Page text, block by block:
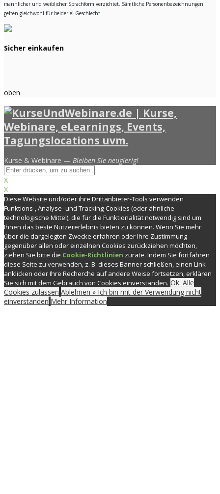
männlicher und weiblicher Sprachform verzichtet. Sämtliche Personenbezeichnungen
gelten gleichwohl für beiderlei Geschlecht.
Sicher einkaufen
oben
Kurse & Webinare — Bleiben Sie neugierig!
X
X
Diese Website und/oder ihre Drittanbieter-Tools verwenden
Funktions-, Analyse- und Tracking-Cookies (oder ähnliche
technologische Mittel), die für die Funktionalität notwendig sind um
Ihnen das beste Nutzererlebnis bieten zu können. Wenn Sie mehr
über die dargelegten Zwecke erfahren oder Ihre Zustimmung
gegenüber allen oder einzelnen Cookies zurückziehen möchten,
ziehen Sie bitte die Cookie-Richtlinien zurate. Indem Sie fortfahren
diese Seite zu verwenden, z. B. dieses Banner schließen, einen Link
anklicken oder Ihre Recherche auf andere Weise fortsetzen, erklären
Sie sich mit dem Gebrauch von Cookies einverstanden. Ok. Alle
Cookies zulassen Ablehnen » Ich bin mit der Verwendung nicht
einverstanden Mehr Information